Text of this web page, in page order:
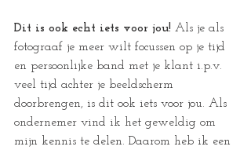
Dit is ook echt iets voor jou! Als je als
fotograaf je meer wilt focussen op je tijd
en persoonlijke band met je klant i.p.v.
veel tijd achter je beeldscherm
doorbrengen, is dit ook iets voor jou. Als
ondernemer vind ik het geweldig om
mijn kennis te delen. Daarom heb ik een